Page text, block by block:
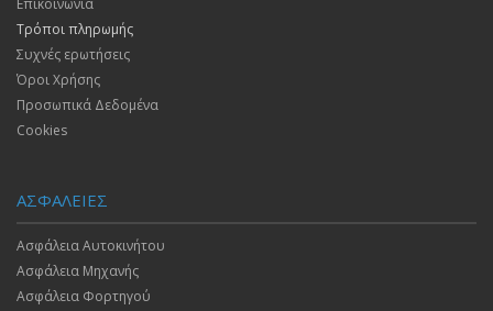
Επικοινωνία
Τρόποι πληρωμής
Συχνές ερωτήσεις
Όροι Χρήσης
Προσωπικά Δεδομένα
Cookies
ΑΣΦΑΛΕΙΕΣ
Ασφάλεια Αυτοκινήτου
Ασφάλεια Μηχανής
Ασφάλεια Φορτηγού